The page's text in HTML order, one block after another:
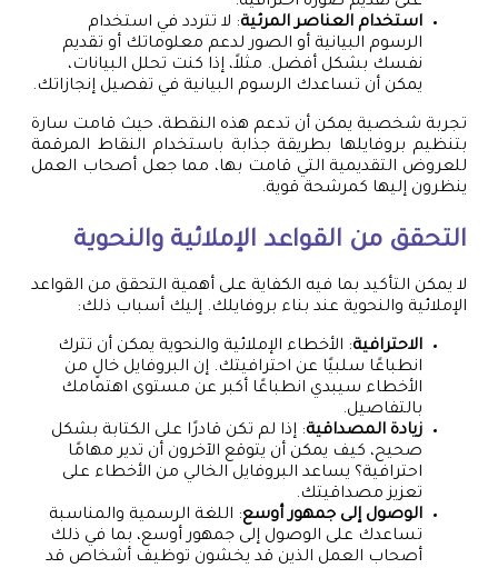
استخدام العناصر المرئية: لا تتردد في استخدام
الرسوم البيانية أو الصور لدعم معلوماتك أو تقديم
نفسك بشكل أفضل. مثلاً، إذا كنت تحلل البيانات،
يمكن أن تساعدك الرسوم البيانية في تفصيل إنجازاتك.
تجربة شخصية يمكن أن تدعم هذه النقطة، حيث قامت سارة
بتنظيم بروفايلها بطريقة جذابة باستخدام النقاط المرقمة
للعروض التقديمية التي قامت بها، مما جعل أصحاب العمل
ينظرون إليها كمرشحة قوية.
التحقق من القواعد الإملائية والنحوية
لا يمكن التأكيد بما فيه الكفاية على أهمية التحقق من القواعد
الإملائية والنحوية عند بناء بروفايلك. إليك أسباب ذلك:
الاحترافية: الأخطاء الإملائية والنحوية يمكن أن تترك
انطباعًا سلبيًا عن احترافيتك. إن البروفايل خالٍ من
الأخطاء سيبدي انطباعًا أكبر عن مستوى اهتمامك
بالتفاصيل.
زيادة المصداقية: إذا لم تكن قادرًا على الكتابة بشكل
صحيح، كيف يمكن أن يتوقع الآخرون أن تدير مهامًا
احترافية؟ يساعد البروفايل الخالي من الأخطاء على
تعزيز مصداقيتك.
الوصول إلى جمهور أوسع: اللغة الرسمية والمناسبة
تساعدك على الوصول إلى جمهور أوسع، بما في ذلك
أصحاب العمل الذين قد يخشون توظيف أشخاص قد